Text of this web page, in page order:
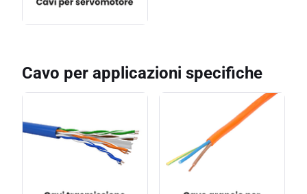
Cavo per applicazioni specifiche